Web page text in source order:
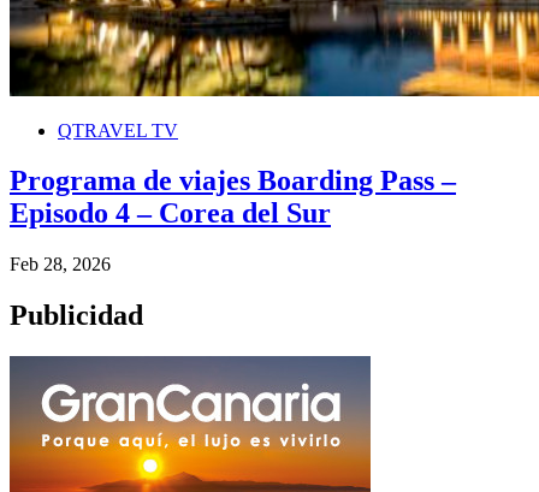
QTRAVEL TV
Programa de viajes Boarding Pass –
Episodo 4 – Corea del Sur
Feb 28, 2026
Publicidad